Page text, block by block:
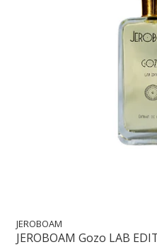
JEROBOAM
JEROBOAM Gozo LAB